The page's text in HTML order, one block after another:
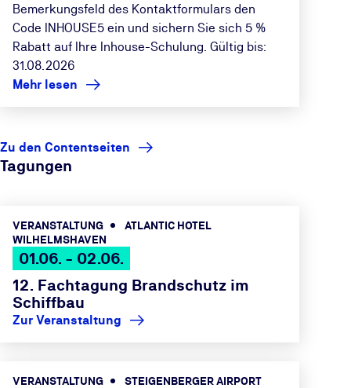
Bemerkungsfeld des Kontaktformulars den
Code INHOUSE5 ein und sichern Sie sich 5 %
Rabatt auf Ihre Inhouse-Schulung. Gültig bis:
31.08.2026
Mehr lesen
Zu den Contentseiten
Tagungen
VERANSTALTUNG
ATLANTIC HOTEL
WILHELMSHAVEN
01.06. - 02.06.
12. Fachtagung Brandschutz im
Schiffbau
Zur Veranstaltung
VERANSTALTUNG
STEIGENBERGER AIRPORT